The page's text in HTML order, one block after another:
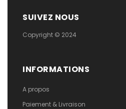
SUIVEZ NOUS
Copyright © 2024
INFORMATIONS
A propos
Paiement & Livraison